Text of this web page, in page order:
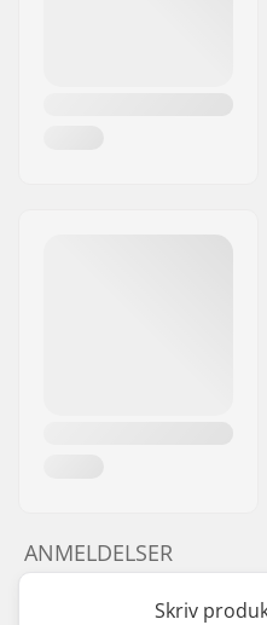
ANMELDELSER
Skriv